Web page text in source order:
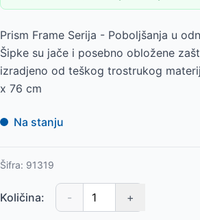
Prism Frame Serija - Poboljšanja u
Šipke su jače i posebno obložene
izradjeno od teškog trostrukog
x 76 cm
Na stanju
Šifra: 91319
Količina: - +